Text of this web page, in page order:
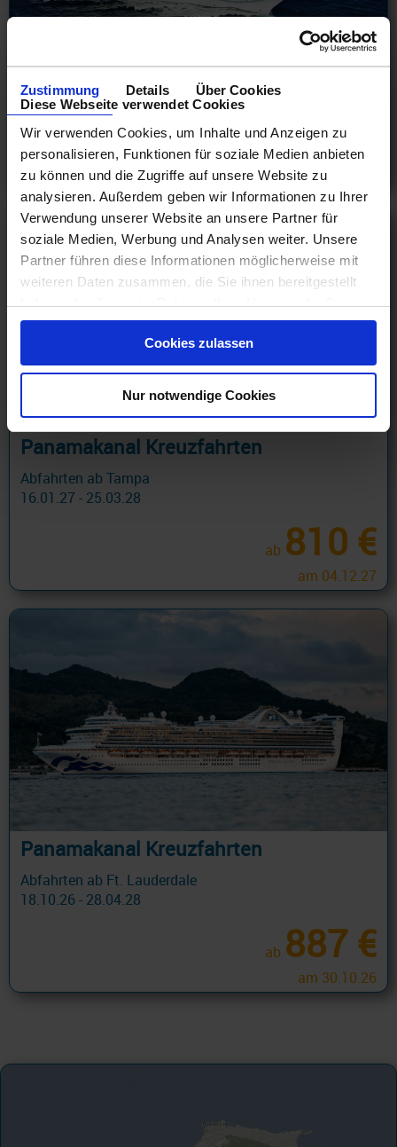
Zustimmung Details
Über Cookies
Diese Webseite verwendet Cookies
Wir verwenden Cookies, um Inhalte und Anzeigen zu
personalisieren, Funktionen für soziale Medien anbieten
zu können und die Zugriffe auf unsere Website zu
analysieren. Außerdem geben wir Informationen zu Ihrer
Verwendung unserer Website an unsere Partner für
soziale Medien, Werbung und Analysen weiter. Unsere
Partner führen diese Informationen möglicherweise mit
weiteren Daten zusammen, die Sie ihnen bereitgestellt
haben oder die sie im Rahmen Ihrer Nutzung der Dienste
gesammelt haben.
Cookies zulassen
Nur notwendige Cookies
06.11.26 - 26.02.29
ab1.130 €
am 18.11.26
Panamakanal Kreuzfahrten
Abfahrten ab Tampa
16.01.27 - 25.03.28
ab 810 €
am 04.12.27
Panamakanal Kreuzfahrten
Abfahrten ab Ft. Lauderdale
18.10.26 - 28.04.28
ab 887 €
am 30.10.26